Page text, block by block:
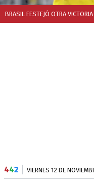
BRASIL FESTEJÓ OTRA
442 VIERNES 12 DE